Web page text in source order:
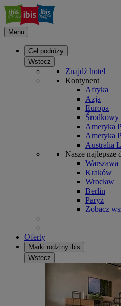
Menu
Cel podróży
Wstecz
Znajdź hotel
Kontynent
Afryka
Azja
Europa
Środkowy
Ameryka
Ameryka
Australia
Nasze najlepsze
Warszawa
Kraków
Wrocław
Berlin
Paryż
Zobacz
Oferty
Marki rodziny ibis
Wstecz